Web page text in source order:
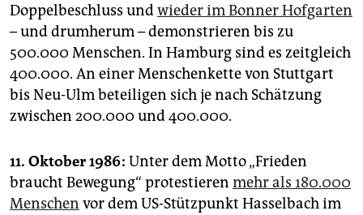
Doppelbeschluss undwieder im Bonner Hofgarten
– und drumherum – demonstrieren bis zu
500.000 Menschen. In Hamburg sind es zeitgleich
400.000. An einer Menschenkette von Stuttgart
bis Neu-Ulm beteiligen sich je nach Schätzung
zwischen 200.000 und 400.000.
11. Oktober 1986: Unter dem Motto „Frieden
braucht Bewegung“ protestieren mehr als 180.000
Menschen vor dem US-Stützpunkt Hasselbach im